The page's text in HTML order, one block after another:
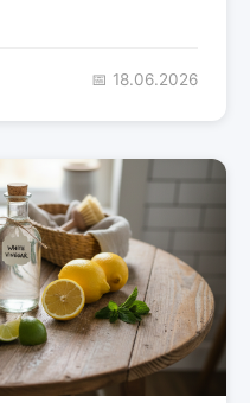
📅 18.06.2026